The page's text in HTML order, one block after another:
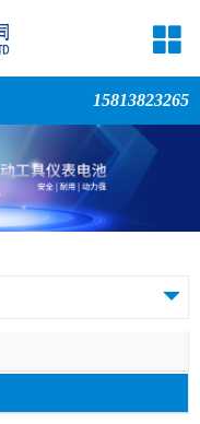
15813823265